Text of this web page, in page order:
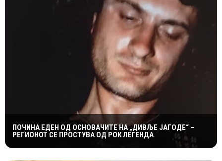
ПОЧИНА ЕДЕН ОД ОСНОВАЧИТЕ НА „ДИВЉЕ ЈАГОДЕ“ –
РЕГИОНОТ СЕ ПРОСТУВА ОД РОК ЛЕГЕНДА